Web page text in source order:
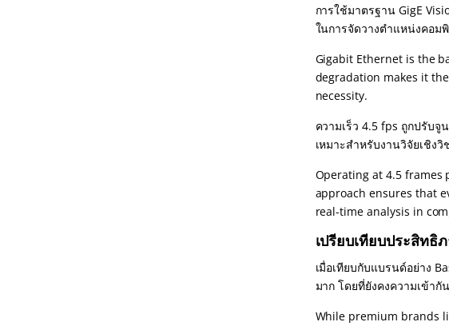
การใช้มาตรฐาน GigE
ในการจัดวางตำแหน่งคอม
Gigabit Ethernet is the
degradation makes it
necessity.
ความเร็ว 4.5 fps ถูกปรับ
เหมาะสำหรับงานวิจัยเชิง
Operating at 4.5 frames
approach ensures that
real-time analysis in
เปรียบเทียบประสิท
เมื่อเทียบกับแบรนด์อย่าง
มาก โดยที่ยังคงความเข้ากั
While premium brands